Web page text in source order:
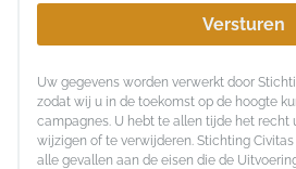
Versturen
Uw gegevens worden verwerkt door
zodat wij u in de toekomst op de hoogte
campagnes. U hebt te allen tijde het recht
wijzigen of te verwijderen. Stichting
alle gevallen aan de eisen die de